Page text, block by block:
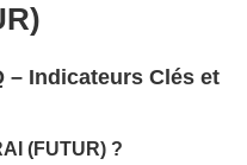
– Indicateurs Clés et
(FUTUR) ?